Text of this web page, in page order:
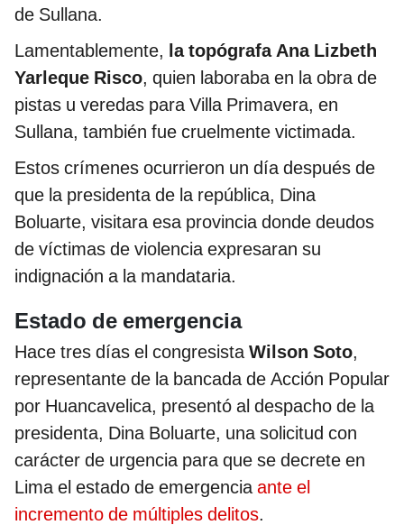
de Sullana.
Lamentablemente, la topógrafa Ana Lizbeth
Yarleque Risco, quien laboraba en la obra de
pistas u veredas para Villa Primavera, en
Sullana, también fue cruelmente victimada.
Estos crímenes ocurrieron un día después de
que la presidenta de la república, Dina
Boluarte, visitara esa provincia donde deudos
de víctimas de violencia expresaran su
indignación a la mandataria.
Estado de emergencia
Hace tres días el congresistaWilson Soto,
representante de la bancada de Acción Popular
por Huancavelica, presentó al despacho de la
presidenta, Dina Boluarte, una solicitud con
carácter de urgencia para que se decrete en
Lima el estado de emergenciaante el
incremento de múltiples delitos.